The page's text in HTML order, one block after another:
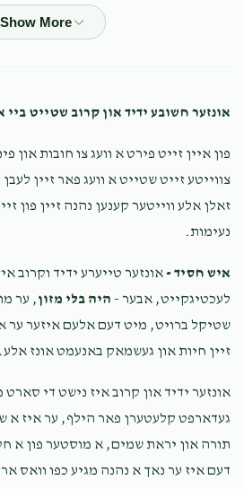
shia Rosenfeld
אונזער חשובע ידיד און קרוב שטייט ביי
פון איין זייט פירט א וועג צו חובות און
צווייטע זייט שטייט א וועג פאר זיין
זאלן אלע ווייטער קענען נהנה זיין פון
נעימות.
איש חסיד -אונזער טייערע ידיד וקרוב
לעכטיגקייט, אבער - היה בלי מזון, ער
שטיקל ברויט, מיט דעם אלעם איזער ער
זיין חיות און געשמאק באנעמט אונז אלע.
אונזער ידיד און קרוב איז נישט די
געדארפט קלעטערן פאר הילף, ער איז א
תורה און יראת שמים, א מוסטער פון א
דעם איז ער נאך א נהנה מגיע כפו וואס